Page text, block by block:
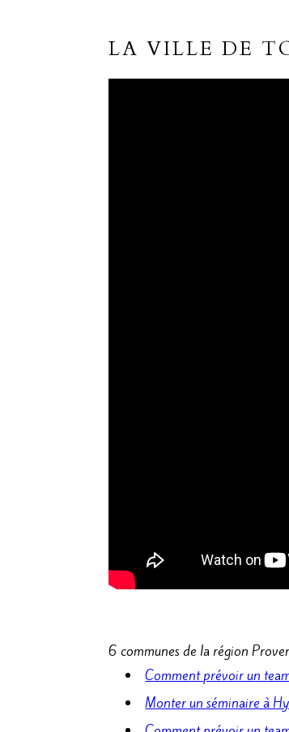
LA VILLE DE
6 communes de la région
Comment prévoir un
Monter un séminaire à